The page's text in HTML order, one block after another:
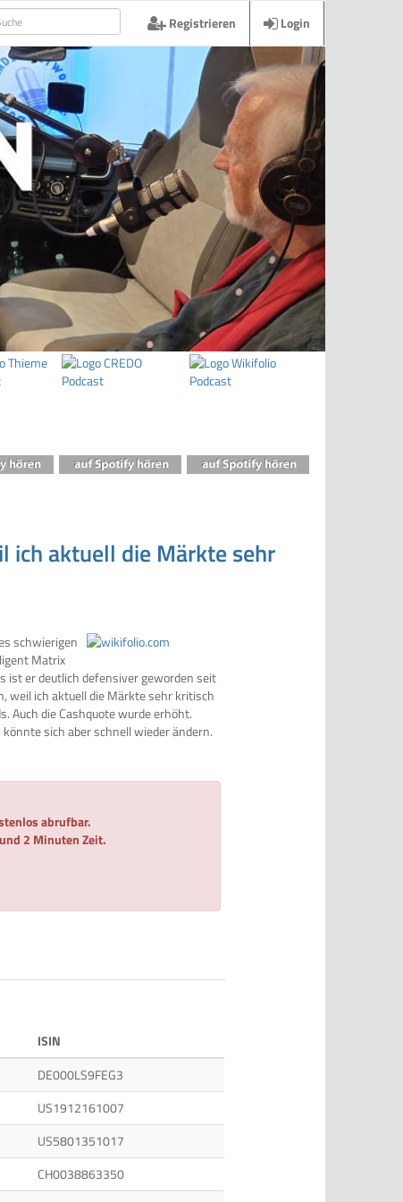
Registrieren Login
ich aktuell die Märkte sehr
schwierigen
Matrix
ist er deutlich defensiver geworden seit
weil ich aktuell die Märkte sehr kritisch
Auch die Cashquote wurde erhöht.
sich aber schnell wieder ändern.
abrufbar.
2 Minuten Zeit.
ISIN
DE000LS9FEG3
US1912161007
US5801351017
CH0038863350